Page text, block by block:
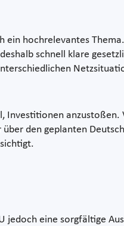
hochrelevantes
schnell klare
Investitionen
den geplanten
eine sorgfältige